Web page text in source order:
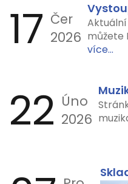
17 Čer
2026 můžete
více...
22 Úno
2026